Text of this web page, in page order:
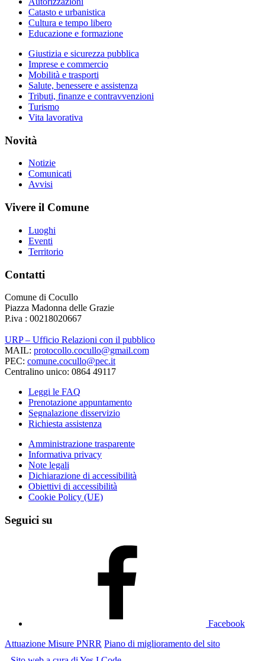
Catasto e urbanistica
Cultura e tempo libero
Educazione e formazione
Giustizia e sicurezza pubblica
Imprese e commercio
Mobilità e trasporti
Salute, benessere e assistenza
Tributi, finanze e contravvenzioni
Turismo
Vita lavorativa
Novità
Notizie
Comunicati
Avvisi
Vivere il Comune
Luoghi
Eventi
Territorio
Contatti
Comune di Cocullo
Piazza Madonna delle Grazie
P.iva : 00218020667
URP – Ufficio Relazioni con il pubblico
MAIL: protocollo.cocullo@gmail.com
PEC: comune.cocullo@pec.it
Centralino unico: 0864 49117
Leggi le FAQ
Prenotazione appuntamento
Segnalazione disservizio
Richiesta assistenza
Amministrazione trasparente
Informativa privacy
Note legali
Dichiarazione di accessibilità
Obiettivi di accessibilità
Cookie Policy (UE)
Seguici su
Facebook
Attuazione Misure PNRR Piano di miglioramento del sito